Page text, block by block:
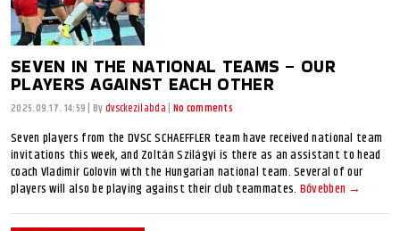
SEVEN IN THE NATIONAL TEAMS – OUR
PLAYERS AGAINST EACH OTHER
2025.09.17. 14:59 Bydvsckezilabda No comments
Seven players from the DVSC SCHAEFFLER team have received national team
invitations this week, and Zoltán Szilágyi is there as an assistant to head
coach Vladimir Golovin with the Hungarian national team. Several of our
players will also be playing against their club teammates. Bővebben →